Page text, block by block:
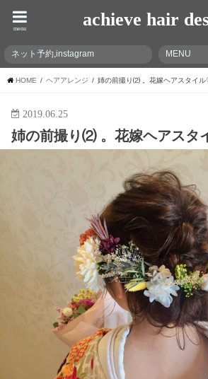
achieve hair
menu
ネット予約,instagram MENU
HOME ヘアアレンジ 姉の前撮り⑵ 。花嫁ヘアスタイ
2019.06.25
姉の前撮り⑵ 。花嫁ヘアスタ